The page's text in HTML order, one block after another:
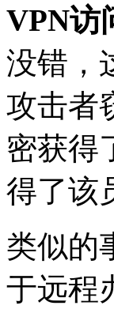
VPN访
没错，
攻击者
密获得
得了该
类似的
于远程